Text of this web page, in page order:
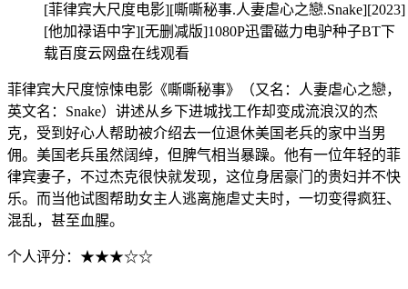
[菲律宾大尺度电影][嘶嘶秘事.人妻虐心之戀.Snake][2023]
[他加禄语中字][无删减版]1080P迅雷磁力电驴种子BT下
载百度云网盘在线观看
菲律宾大尺度惊悚电影《嘶嘶秘事》（又名：人妻虐心之戀，
英文名：Snake）讲述从乡下进城找工作却变成流浪汉的杰
克，受到好心人帮助被介绍去一位退休美国老兵的家中当男
佣。美国老兵虽然阔绰，但脾气相当暴躁。他有一位年轻的菲
律宾妻子，不过杰克很快就发现，这位身居豪门的贵妇并不快
乐。而当他试图帮助女主人逃离施虐丈夫时，一切变得疯狂、
混乱，甚至血腥。
个人评分：★★★☆☆